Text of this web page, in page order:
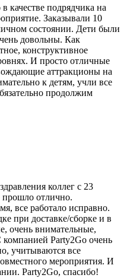
качестве подрядчика на
Заказывали 10
состоянии. Дети были
довольны. Как
конструктивное
И просто отличные
аттракционы на
к детям, учли все
продолжим
коллег с 23
прошло отлично.
все работало исправно.
при доставке/сборке и в
очень внимательные,
Party2Go очень
учитываются все
мероприятия. И
Party2Go, спасибо!